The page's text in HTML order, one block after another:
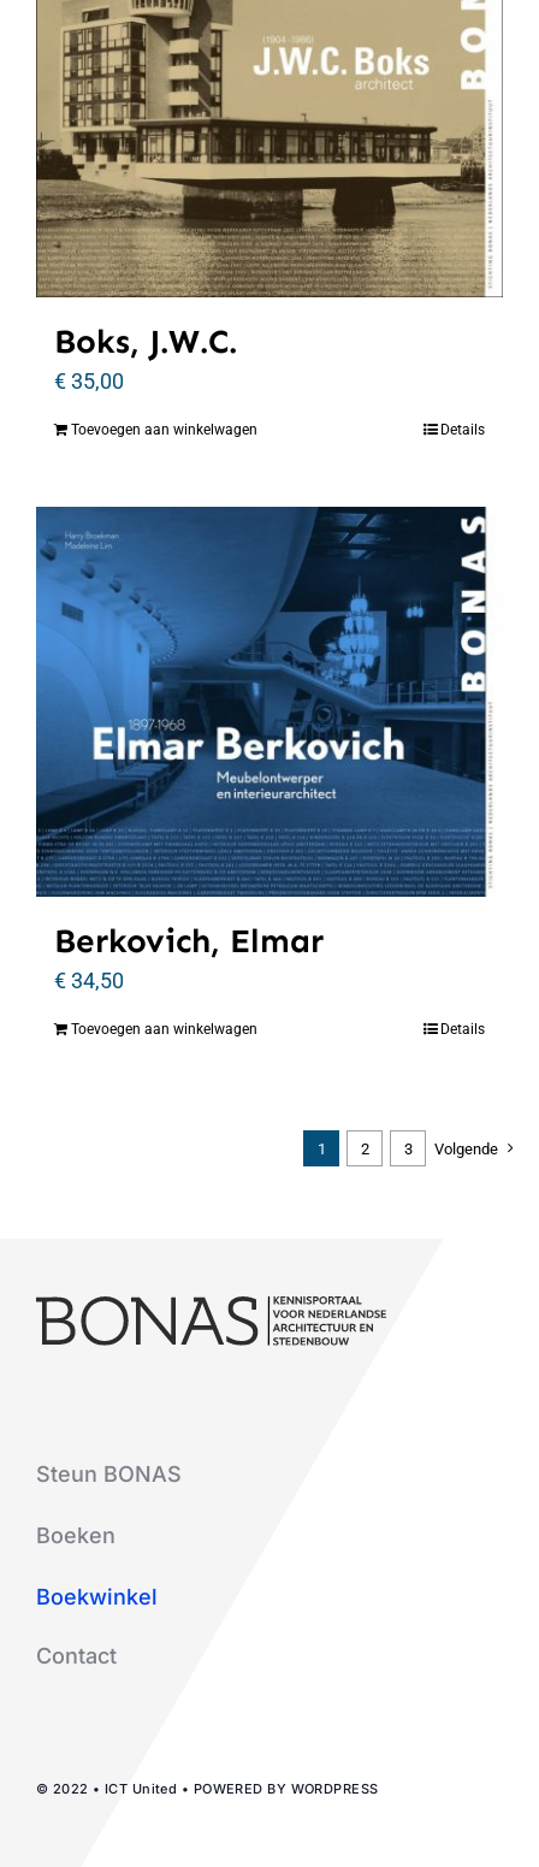
Boks, J.W.C.
€35,00
Toevoegen aan winkelwagen Details
Berkovich, Elmar
€34,50
Toevoegen aan winkelwagen Details
1 2 3 Volgende
Steun BONAS
Boeken
Boekwinkel
Contact
© 2022 • ICT United • POWERED BY WORDPRESS